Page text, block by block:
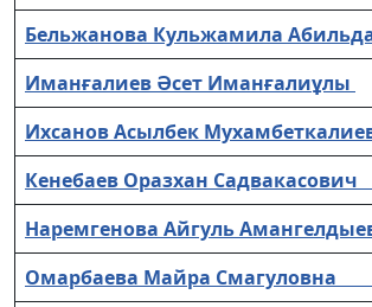
Бельжанова Кульжамила
Иманғалиев Әсет Иманғалиұлы
Ихсанов Асылбек
Кенебаев Оразхан
Наремгенова Айгуль
Омарбаева Майра